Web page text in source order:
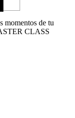
momentos de tu
CLASS